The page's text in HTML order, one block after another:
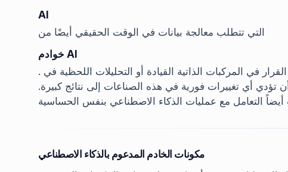
AI
التي تتطلب معالجة بيانات في الوقت الحقيقي أيضًا من
خوادم AI
. على سبيل المثال، يمكن أن تكون عمليات اتخاذ القرار في المركبات الذاتية القيادة أو التحليلات اللحظية في
تؤدي أي تغييرات فورية في هذه الصناعات إلى نتائج كبيرة.
مكونات الخادم المدعوم بالذكاء الاصطناعي